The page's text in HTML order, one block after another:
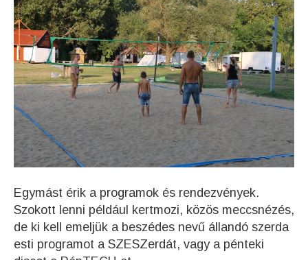
Egymást érik a programok és rendezvények.
Szokott lenni például kertmozi, közös meccsnézés,
de ki kell emeljük a beszédes nevű állandó szerda
esti programot a SZESZerdát, vagy a pénteki